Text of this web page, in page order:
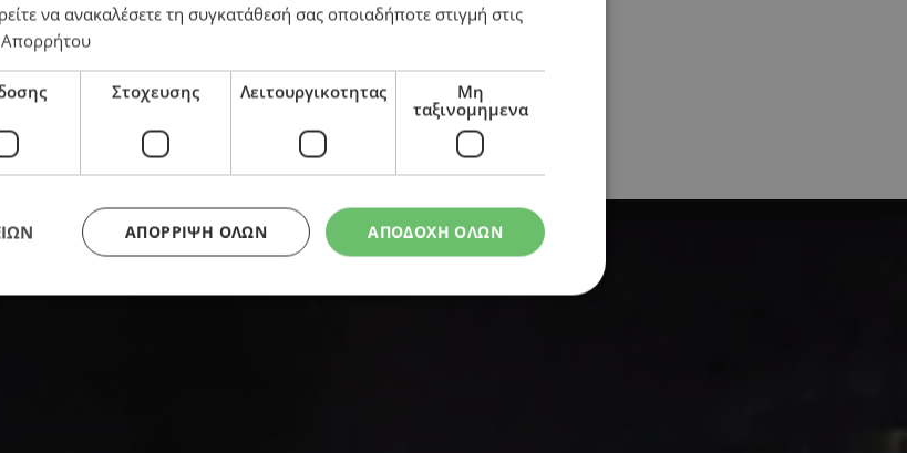
Ανδρέα Μουστούκη
να ανακαλέσετε τη συγκατάθεσή σας οποιαδήποτε στιγμή στις
Απορρήτου
Στοχευσης Λειτουργικοτητας
Μη
ταξινομημενα
ΑΠΟΔΟΧΗ ΟΛΩΝ
ΑΠΌΡΡΙΨΗ ΌΛΩΝ